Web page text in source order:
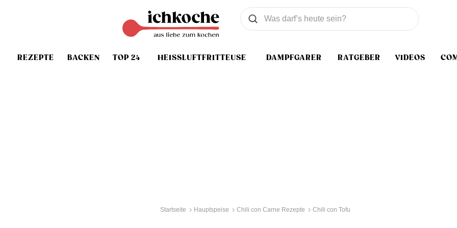
REZEPTE BACKEN TOP 24 HEISSLUFTFRITTEUSE DAMPFGARER RATGEBER VIDEOS
Was wollen Sie suchen
Suchen
Startseite Hauptspeise Chili con Carne Rezepte Chili con Tofu